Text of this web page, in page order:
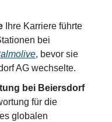
Ihre Karriere führte
bei
, bevor sie
AG wechselte.
bei Beiersdorf
für die
globalen